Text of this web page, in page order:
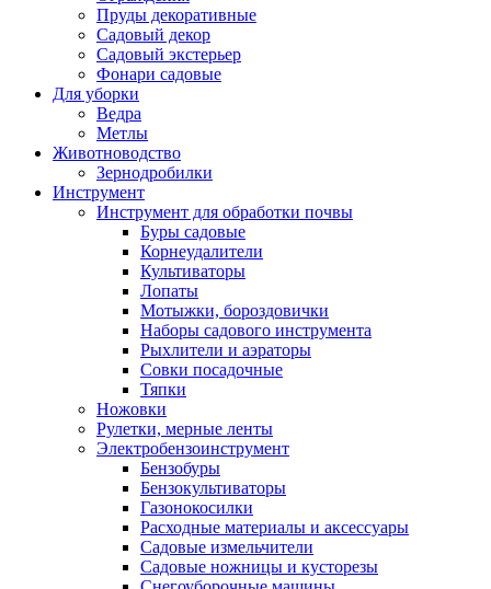
Пруды декоративные
Садовый декор
Садовый экстерьер
Фонари садовые
Для уборки
Ведра
Метлы
Животноводство
Зернодробилки
Инструмент
Инструмент для обработки почвы
Буры садовые
Корнеудалители
Культиваторы
Лопаты
Мотыжки, бороздовички
Наборы садового инструмента
Рыхлители и аэраторы
Совки посадочные
Тяпки
Ножовки
Рулетки, мерные ленты
Электробензоинструмент
Бензобуры
Бензокультиваторы
Газонокосилки
Расходные материалы и аксессуары
Садовые измельчители
Садовые ножницы и кусторезы